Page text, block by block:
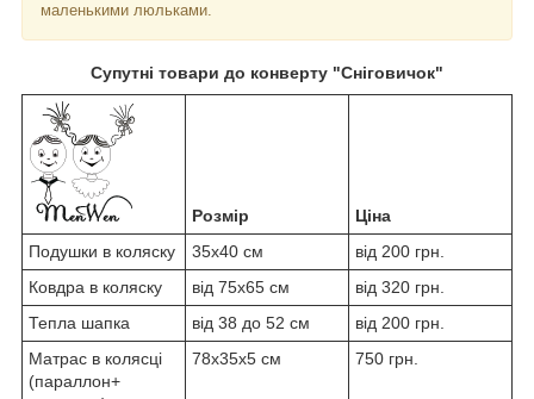
маленькими люльками.
Супутні товари до конверту "Сніговичок"
Розмір
Ціна
Подушки в коляску
35x40 см
від 200 грн.
Ковдра в коляску
від 75x65 см
від 320 грн.
Тепла шапка
від 38 до 52 см
від 200 грн.
Матрас в колясці
(параллон+
78x35x5 см 750 грн.